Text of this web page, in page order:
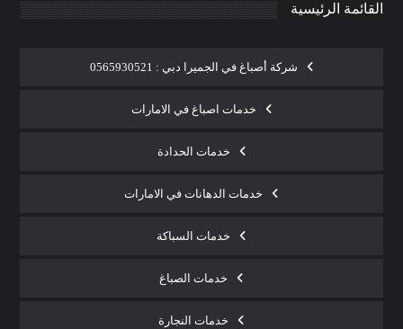
القائمة الرئيسية
شركة أصباغ في الجميرا دبي : 0565930521
خدمات اصباغ في الامارات
خدمات الحدادة
خدمات الدهانات في الامارات
خدمات السباكة
خدمات الصباغ
خدمات النجارة